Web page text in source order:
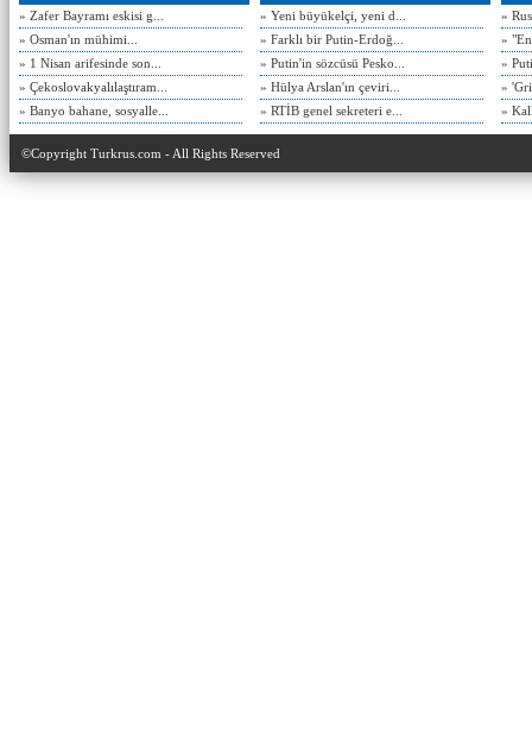
» Zafer Bayramı eskisi g...
» Osman'ın mühimi...
» 1 Nisan arifesinde son...
» Çekoslovakyalılaştıram...
» Banyo bahane, sosyalle...
» Yeni büyükelçi, yeni d...
» Farklı bir Putin-Erdoğ...
» Putin'in sözcüsü Pesko...
» Hülya Arslan'ın çeviri...
» RTİB genel sekreteri e...
»
»
»
»
»
©Copyright Turkrus.com - All Rights Reserved